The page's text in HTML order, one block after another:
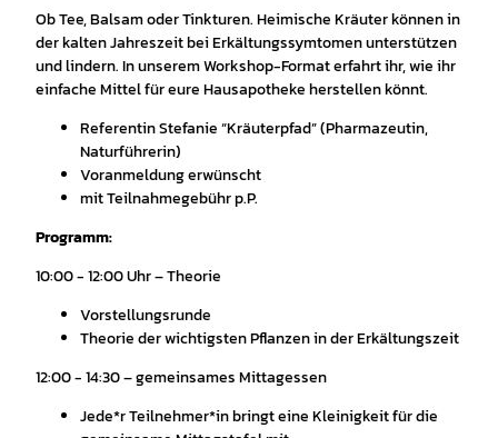
Ob Tee, Balsam oder Tinkturen. Heimische Kräuter können in
der kalten Jahreszeit bei Erkältungssymtomen unterstützen
und lindern. In unserem Workshop-Format erfahrt ihr, wie ihr
einfache Mittel für eure Hausapotheke herstellen könnt.
Referentin Stefanie “Kräuterpfad” (Pharmazeutin,
Naturführerin)
Voranmeldung erwünscht
mit Teilnahmegebühr p.P.
Programm:
10:00 - 12:00 Uhr – Theorie
Vorstellungsrunde
Theorie der wichtigsten Pflanzen in der Erkältungszeit
12:00 - 14:30 – gemeinsames Mittagessen
Jede*r Teilnehmer*in bringt eine Kleinigkeit für die